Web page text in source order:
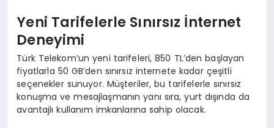
Yeni Tarifelerle Sınırsız İnternet
Deneyimi
Türk Telekom’un yeni tarifeleri, 850 TL’den başlayan
fiyatlarla 50 GB’den sınırsız internete kadar çeşitli
seçenekler sunuyor. Müşteriler, bu tarifelerle sınırsız
konuşma ve mesajlaşmanın yanı sıra, yurt dışında da
avantajlı kullanım imkanlarına sahip olacak.